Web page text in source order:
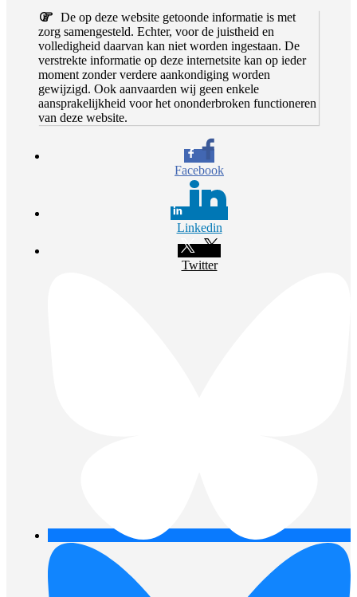
De op deze website getoonde informatie is met
zorg samengesteld. Echter, voor de juistheid en
volledigheid daarvan kan niet worden ingestaan. De
verstrekte informatie op deze internetsite kan op ieder
moment zonder verdere aankondiging worden
gewijzigd. Ook aanvaarden wij geen enkele
aansprakelijkheid voor het ononderbroken functioneren
van deze website.
Facebook
Linkedin
Twitter